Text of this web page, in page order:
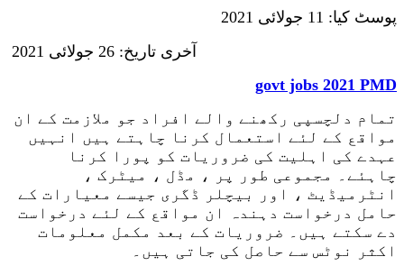
پوسٹ کیا: 11 جولائی 2021
آخری تاریخ: 26 جولائی 2021
govt jobs 2021 PMD
تمام دلچسپی رکھنے والے افراد جو ملازمت کے ان
مواقع کے لئے استعمال کرنا چاہتے ہیں انہیں
عہدے کی اہلیت کی ضروریات کو پورا کرنا
چاہئے۔ مجموعی طور پر ، مڈل ، میٹرک ،
انٹرمیڈیٹ ، اور بیچلر ڈگری جیسے معیارات کے
حامل درخواست دہندہ ان مواقع کے لئے درخواست
دے سکتے ہیں۔ ضروریات کے بعد مکمل معلومات
اکثر نوٹس سے حاصل کی جاتی ہیں۔